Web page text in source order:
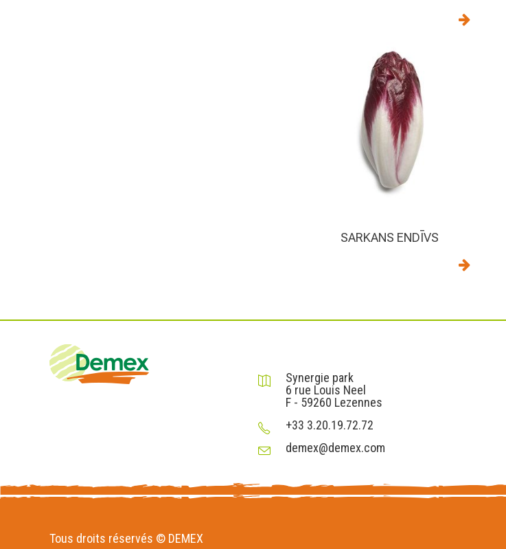
SARKANS ENDĪVS
Synergie park
6 rue Louis Neel
F - 59260 Lezennes
+33 3.20.19.72.72
demex@demex.com
Tous droits réservés © DEMEX